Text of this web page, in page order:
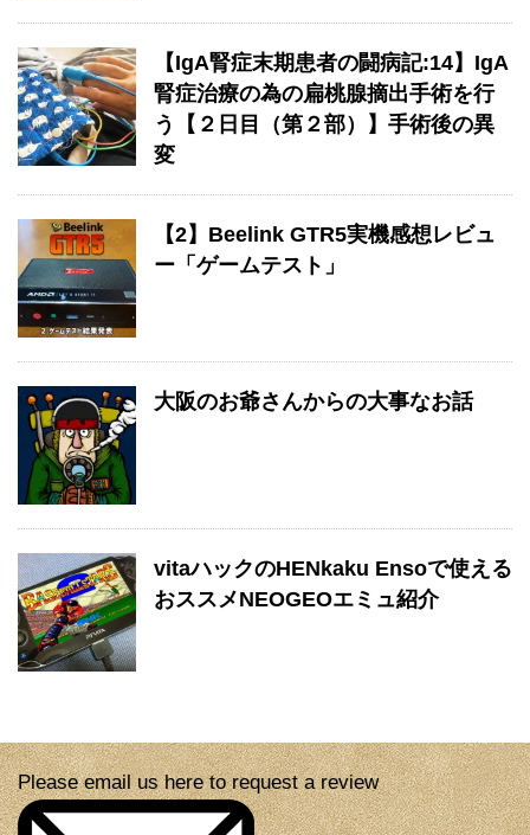
【IgA腎症末期患者の闘病記:14】IgA
腎症治療の為の扁桃腺摘出手術を行
う【２日目（第２部）】手術後の異
変
【2】Beelink GTR5実機感想レビュ
ー「ゲームテスト」
大阪のお爺さんからの大事なお話
vitaハックのHENkaku Ensoで使える
おススメNEOGEOエミュ紹介
Please email us here to request a review